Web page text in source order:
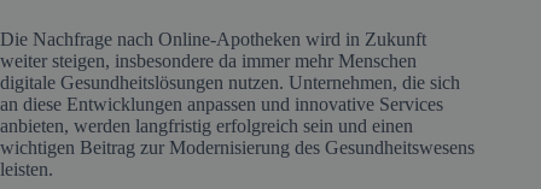
Die Nachfrage nach Online-Apotheken wird in Zukunft
weiter steigen, insbesondere da immer mehr Menschen
digitale Gesundheitslösungen nutzen. Unternehmen, die sich
an diese Entwicklungen anpassen und innovative Services
anbieten, werden langfristig erfolgreich sein und einen
wichtigen Beitrag zur Modernisierung des Gesundheitswesens
leisten.